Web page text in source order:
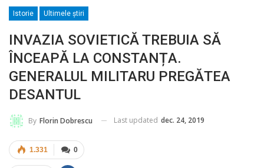
Istorie Ultimele ştiri
INVAZIA SOVIETICĂ TREBUIA SĂ
ÎNCEAPĂ LA CONSTANȚA.
GENERALUL MILITARU PREGĂTEA
DESANTUL
By Florin Dobrescu Last updated dec. 24, 2019
0
1.331